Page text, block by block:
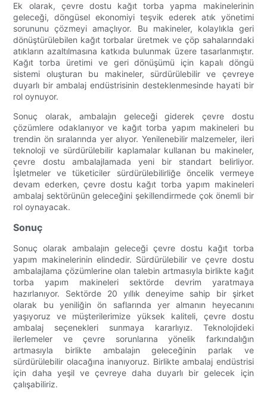
Ek olarak, çevre dostu kağıt torba yapma makinelerinin
geleceği, döngüsel ekonomiyi teşvik ederek atık yönetimi
sorununu çözmeyi amaçlıyor. Bu makineler, kolaylıkla geri
dönüştürülebilen kağıt torbalar üretmek ve çöp sahalarındaki
atıkların azaltılmasına katkıda bulunmak üzere tasarlanmıştır.
Kağıt torba üretimi ve geri dönüşümü için kapalı döngü
sistemi oluşturan bu makineler, sürdürülebilir ve çevreye
duyarlı bir ambalaj endüstrisinin desteklenmesinde hayati bir
rol oynuyor.
Sonuç olarak, ambalajın geleceği giderek çevre dostu
çözümlere odaklanıyor ve kağıt torba yapım makineleri bu
trendin ön sıralarında yer alıyor. Yenilenebilir malzemeler, ileri
teknoloji ve sürdürülebilir kaplamalar kullanan bu makineler,
çevre dostu ambalajlamada yeni bir standart belirliyor.
İşletmeler ve tüketiciler sürdürülebilirliğe öncelik vermeye
devam ederken, çevre dostu kağıt torba yapım makineleri
ambalaj sektörünün geleceğini şekillendirmede çok önemli bir
rol oynayacak.
Sonuç
Sonuç olarak ambalajın geleceği çevre dostu kağıt torba
yapım makinelerinin elindedir. Sürdürülebilir ve çevre dostu
ambalajlama çözümlerine olan talebin artmasıyla birlikte kağıt
torba yapım makineleri sektörde devrim yaratmaya
hazırlanıyor. Sektörde 20 yıllık deneyime sahip bir şirket
olarak bu yeniliğin ön saflarında yer almanın heyecanını
yaşıyoruz ve müşterilerimize yüksek kaliteli, çevre dostu
ambalaj seçenekleri sunmaya kararlıyız. Teknolojideki
ilerlemeler ve çevre sorunlarına yönelik farkındalığın
artmasıyla birlikte ambalajın geleceğinin parlak ve
sürdürülebilir olacağına inanıyoruz. Birlikte ambalaj endüstrisi
için daha yeşil ve çevreye daha duyarlı bir gelecek için
çalışabiliriz.